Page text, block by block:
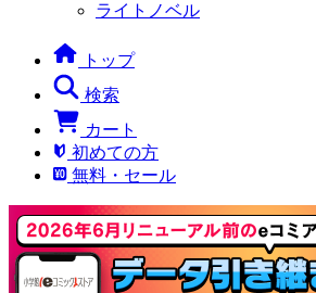
ライトノベル
トップ
検索
カート
初めての方
無料・セール